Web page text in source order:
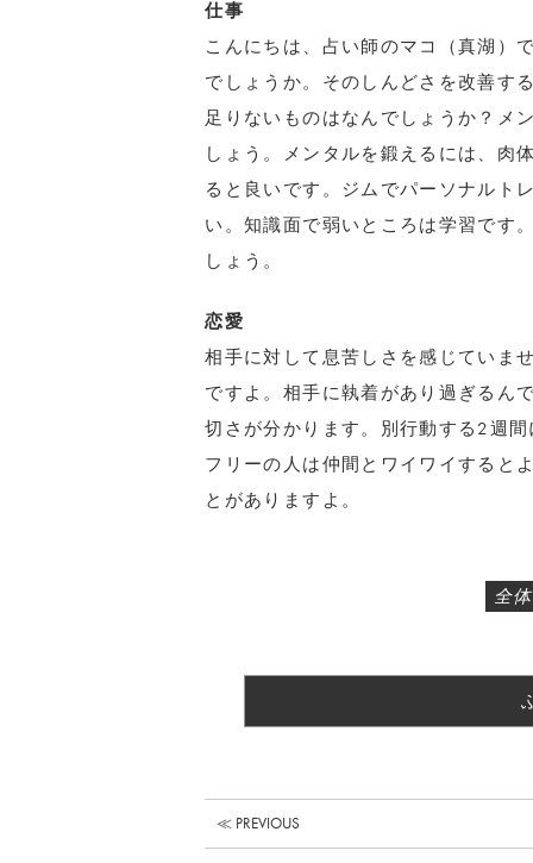
仕事
こんにちは、占い師のマコ（真湖）
でしょうか。そのしんどさを改善す
足りないものはなんでしょうか？メ
しょう。メンタルを鍛えるには、肉
ると良いです。ジムでパーソナルト
い。知識面で弱いところは学習です
しょう。
恋愛
相手に対して息苦しさを感じていま
ですよ。相手に執着があり過ぎるん
切さが分かります。別行動する2週
フリーの人は仲間とワイワイすると
とがありますよ。
全
≪ PREVIOUS